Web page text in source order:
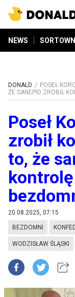
NEWS
DONALD
POSEŁ
ŻE SANEPID ZROBIŁ
Poseł
zrobił
to, że
20.08.2025, 07:15
BEZDOMNI
WODZISŁAW ŚLĄSKI